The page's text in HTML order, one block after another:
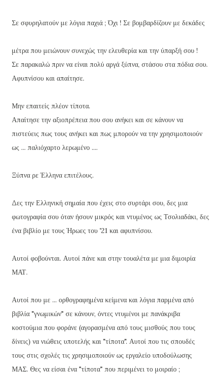
Σε σφυρηλατούν με λόγια παχιά ; Όχι ! Σε βομβαρδίζουν με δεκάδες
μέτρα που μειώνουν συνεχώς την ελευθερία και την ύπαρξή σου !
Σε παρακαλώ πριν να είναι πολύ αργά ξύπνα, στάσου στα πόδια σου.
Αφυπνίσου και απαίτησε.
Μην επαιτείς πλέον τίποτα.
Απαίτησε την αξιοπρέπεια που σου ανήκει και σε κάνουν να
πιστεύεις πως τους ανήκει και πως μπορούν να την χρησιμοποιούν
ως ... παλιόχαρτο λερωμένο ....
Ξύπνα ρε Έλληνα επιτέλους.
Δες την Ελληνική σημαία που έχεις στο συρτάρι σου, δες μια
φωτογραφία σου όταν ήσουν μικρός και ντυμένος ως Τσολιαδάκι, δες
ένα βιβλίο με τους Ήρωες του '21 και αφυπνίσου.
Αυτοί φοβούνται. Αυτοί πάνε και στην τουαλέτα με μια διμοιρία
ΜΑΤ.
Αυτοί που με ... ορθογραφημένα κείμενα και λόγια παρμένα από
βιβλία "γνωμικών" σε κάνουν, όντες ντυμένοι με πανάκριβα
κοστούμια που φοράνε (αγορασμένα από τους μισθούς που τους
δίνεις) να νιώθεις υποτελής και "τίποτα". Αυτοί που τις σπουδές
τους στις σχολές τις χρησιμοποιούν ως εργαλείο υποδούλωσης
ΜΑΣ. Θες να είσαι ένα "τίποτα" που περιμένει το μοιραίο ;